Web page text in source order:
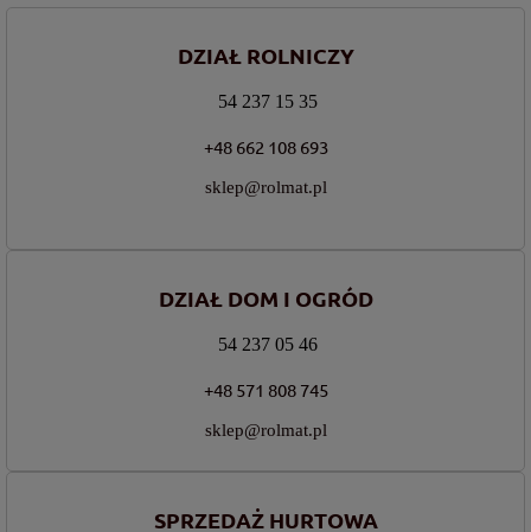
DZIAŁ ROLNICZY
54 237 15 35
+48 662 108 693
sklep@rolmat.pl
DZIAŁ DOM I OGRÓD
54 237 05 46
+48 571 808 745
sklep@rolmat.pl
SPRZEDAŻ HURTOWA